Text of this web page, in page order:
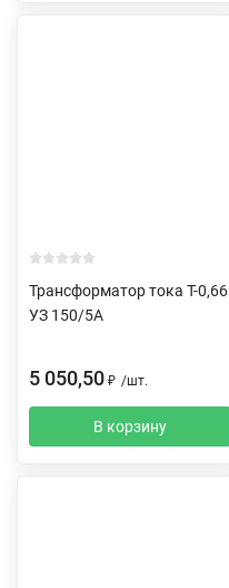
Трансформатор тока Т-0,66
УЗ 150/5А
5 050,50 ₽ /шт.
В корзину